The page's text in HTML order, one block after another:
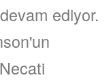
ediyor.